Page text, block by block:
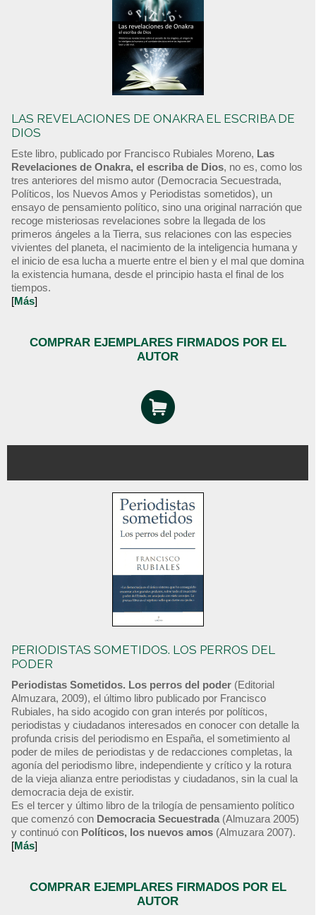
LAS REVELACIONES DE ONAKRA EL ESCRIBA DE
DIOS
Este libro, publicado por Francisco Rubiales Moreno, Las
Revelaciones de Onakra, el escriba de Dios, no es, como los
tres anteriores del mismo autor (Democracia Secuestrada,
Políticos, los Nuevos Amos y Periodistas sometidos), un
ensayo de pensamiento político, sino una original narración que
recoge misteriosas revelaciones sobre la llegada de los
primeros ángeles a la Tierra, sus relaciones con las especies
vivientes del planeta, el nacimiento de la inteligencia humana y
el inicio de esa lucha a muerte entre el bien y el mal que domina
la existencia humana, desde el principio hasta el final de los
tiempos.
[Más]
COMPRAR EJEMPLARES FIRMADOS POR EL
AUTOR
PERIODISTAS SOMETIDOS. LOS PERROS DEL
PODER
Periodistas Sometidos. Los perros del poder (Editorial
Almuzara, 2009), el último libro publicado por Francisco
Rubiales, ha sido acogido con gran interés por políticos,
periodistas y ciudadanos interesados en conocer con detalle la
profunda crisis del periodismo en España, el sometimiento al
poder de miles de periodistas y de redacciones completas, la
agonía del periodismo libre, independiente y crítico y la rotura
de la vieja alianza entre periodistas y ciudadanos, sin la cual la
democracia deja de existir.
Es el tercer y último libro de la trilogía de pensamiento político
que comenzó con Democracia Secuestrada (Almuzara 2005)
y continuó con Políticos, los nuevos amos (Almuzara 2007).
[Más]
COMPRAR EJEMPLARES FIRMADOS POR EL
AUTOR